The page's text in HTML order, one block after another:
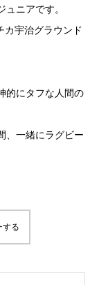
ニアです。
カ宇治グラウンド
的にタフな人間の
、一緒にラグビー
する